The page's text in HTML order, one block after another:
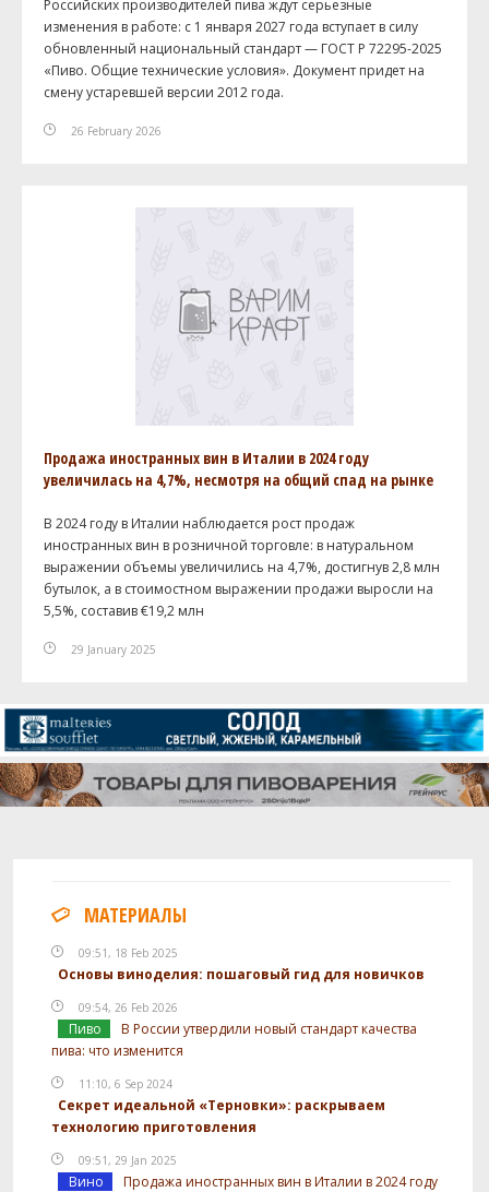
Российских производителей пива ждут серьезные
изменения в работе: с 1 января 2027 года вступает в силу
обновленный национальный стандарт — ГОСТ Р 72295-2025
«Пиво. Общие технические условия». Документ придет на
смену устаревшей версии 2012 года.
26 February 2026
Продажа иностранных вин в Италии в 2024 году
увеличилась на 4,7%, несмотря на общий спад на рынке
В 2024 году в Италии наблюдается рост продаж
иностранных вин в розничной торговле: в натуральном
выражении объемы увеличились на 4,7%, достигнув 2,8 млн
бутылок, а в стоимостном выражении продажи выросли на
5,5%, составив €19,2 млн
29 January 2025
МАТЕРИАЛЫ
09:51, 18 Feb 2025
Основы виноделия: пошаговый гид для новичков
09:54, 26 Feb 2026
Пиво
В России утвердили новый стандарт качества
пива: что изменится
11:10, 6 Sep 2024
Секрет идеальной «Терновки»: раскрываем
технологию приготовления
09:51, 29 Jan 2025
Вино
Продажа иностранных вин в Италии в 2024 году